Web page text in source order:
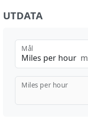
UTDATA
Miles per hour
Mål
Miles per hour